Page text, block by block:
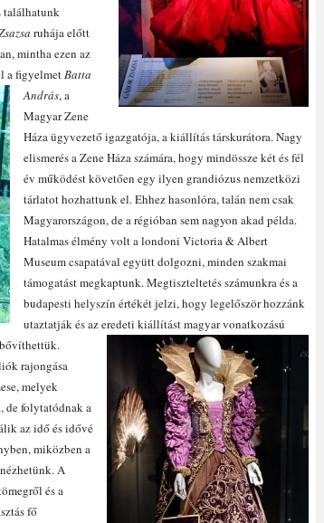
találhatunk
ruhája előtt
mintha ezen az
a figyelmetBatta
András, a
Magyar Zene
Háza ügyvezető igazgatója, a kiállítás társkurátora. Nagy
elismerés a Zene Háza számára, hogy mindössze két és fél
év működést követően egy ilyen grandiózus nemzetközi
tárlatot hozhattunk el. Ehhez hasonlóra, talán nem csak
Magyarországon, de a régióban sem nagyon akad példa.
Hatalmas élmény volt a londoni Victoria & Albert
Museum csapatával együtt dolgozni, minden szakmai
támogatást megkaptunk. Megtiszteltetés számunkra és a
budapesti helyszín értékét jelzi, hogy legelőször hozzánk
utaztatják és az eredeti kiállítást magyar vonatkozású
rajongása
melyek
de folytatódnak a
az idő és idővé
miközben a
A
és a
fő